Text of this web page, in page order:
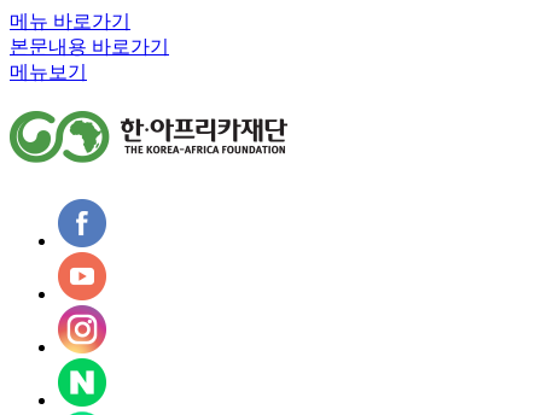
메뉴 바로가기
본문내용 바로가기
메뉴보기